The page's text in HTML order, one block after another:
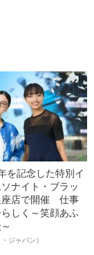
を記念した特別イ
ナイト・ブラッ
座店で開催 仕事
しく～笑顔あふ
ジャパン）